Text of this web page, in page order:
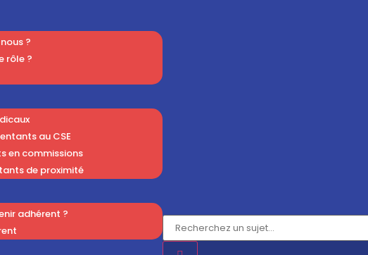
?
rôle ?
au CSE
en commissions
de proximité
adhérent ?